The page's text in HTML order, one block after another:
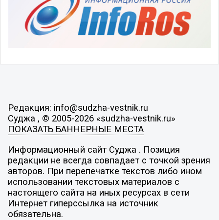
Редакция: info@sudzha-vestnik.ru
Суджа , © 2005-2026 «sudzha-vestnik.ru»
ПОКАЗАТЬ БАННЕРНЫЕ МЕСТА
Информационный сайт Суджа . Позиция
редакции не всегда совпадает с точкой зрения
авторов. При перепечатке текстов либо ином
использовании текстовых материалов с
настоящего сайта на иных ресурсах в сети
Интернет гиперссылка на источник
обязательна.